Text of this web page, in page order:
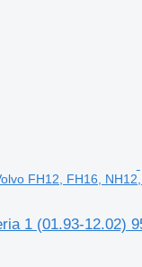
FH12, FH16,
1 (01.93-12.02)